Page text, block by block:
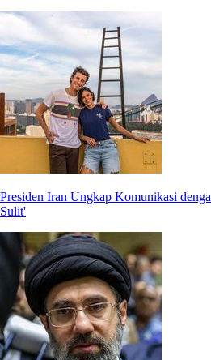
Presiden Iran Ungkap Komunikasi
Sulit'